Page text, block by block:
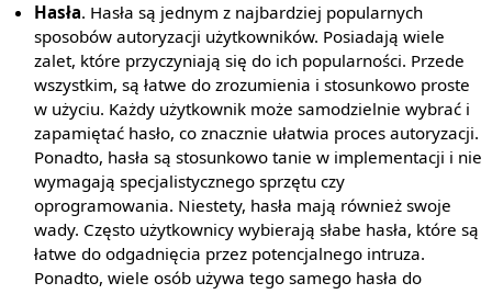
Hasła. Hasła są jednym z najbardziej popularnych
sposobów autoryzacji użytkowników. Posiadają wiele
zalet, które przyczyniają się do ich popularności. Przede
wszystkim, są łatwe do zrozumienia i stosunkowo proste
w użyciu. Każdy użytkownik może samodzielnie wybrać i
zapamiętać hasło, co znacznie ułatwia proces autoryzacji.
Ponadto, hasła są stosunkowo tanie w implementacji i nie
wymagają specjalistycznego sprzętu czy
oprogramowania. Niestety, hasła mają również swoje
wady. Często użytkownicy wybierają słabe hasła, które są
łatwe do odgadnięcia przez potencjalnego intruza.
Ponadto, wiele osób używa tego samego hasła do